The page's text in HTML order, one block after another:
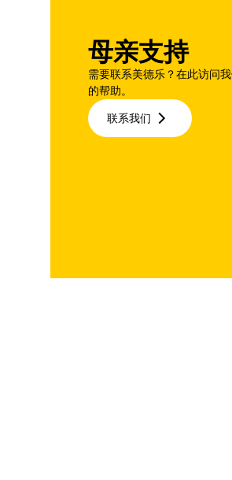
母亲支持
需要联系美德乐？在此访问
的帮助。
联系我们